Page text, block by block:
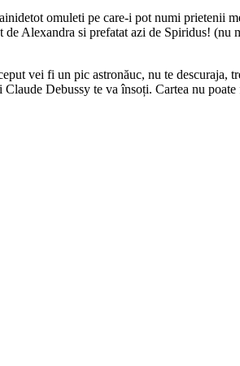
omuleti pe care-i pot numi prietenii
Alexandra si prefatat azi de Spiridus! (nu
vei fi un pic astronăuc, nu te descuraja,
Debussy te va însoți. Cartea nu poate